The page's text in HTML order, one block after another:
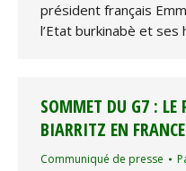
président français
l’Etat burkinabè et
SOMMET DU G7 : LE
BIARRITZ EN FRANCE
Communiqué de presse